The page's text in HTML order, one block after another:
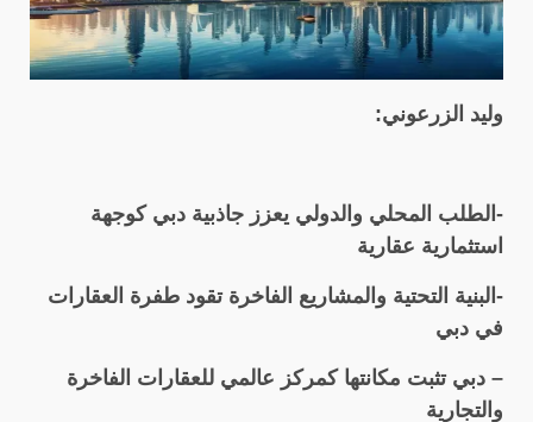
وليد الزرعوني:
-الطلب المحلي والدولي يعزز جاذبية دبي كوجهة
استثمارية عقارية
-البنية التحتية والمشاريع الفاخرة تقود طفرة العقارات
في دبي
– دبي تثبت مكانتها كمركز عالمي للعقارات الفاخرة
والتجارية